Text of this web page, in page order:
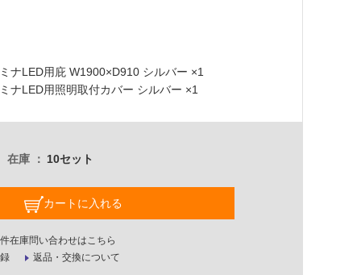
ナLED用庇 W1900×D910 シルバー ×1
ナLED用照明取付カバー シルバー ×1
在庫 10セット
カートに入れる
在庫問い合わせはこちら
返品・交換について